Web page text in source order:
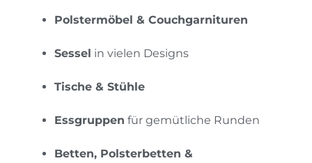
Polstermöbel & Couchgarnituren
Sessel in vielen Designs
Tische & Stühle
Essgruppen für gemütliche Runden
Betten, Polsterbetten &